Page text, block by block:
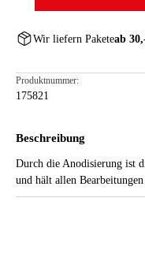
Wir liefern Paketeab
Produktnummer:
175821
Beschreibung
Durch die Anodisierung ist
und hält allen